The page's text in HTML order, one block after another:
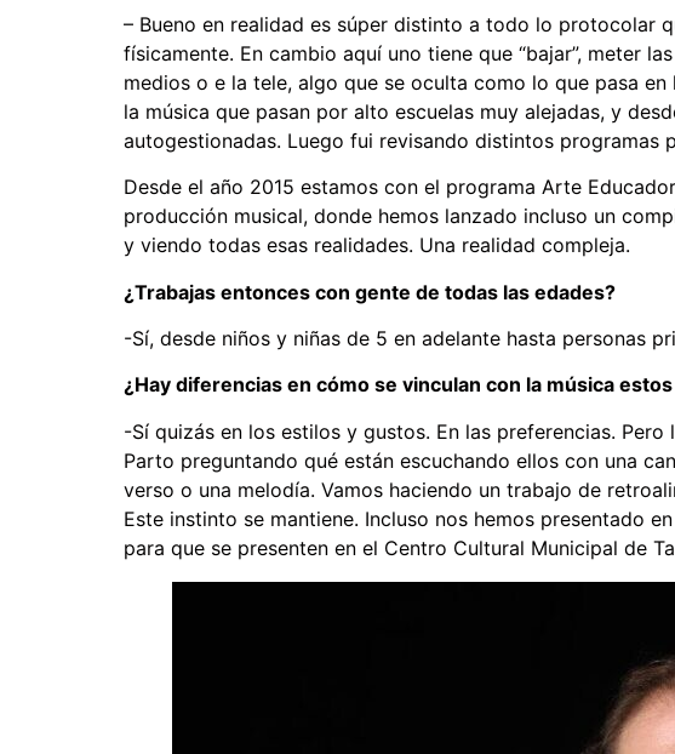
– Bueno en realidad es súper distinto a todo lo protocolar
físicamente. En cambio aquí uno tiene que “bajar”, meter
medios o e la tele, algo que se oculta como lo que pasa
la música que pasan por alto escuelas muy alejadas, y
autogestionadas. Luego fui revisando distintos programas
Desde el año 2015 estamos con el programa Arte
producción musical, donde hemos lanzado incluso un
y viendo todas esas realidades. Una realidad compleja.
¿Trabajas entonces con gente de todas las edades?
-Sí, desde niños y niñas de 5 en adelante hasta personas
¿Hay diferencias en cómo se vinculan con la música
-Sí quizás en los estilos y gustos. En las preferencias.
Parto preguntando qué están escuchando ellos con una
verso o una melodía. Vamos haciendo un trabajo de
Este instinto se mantiene. Incluso nos hemos presentado
para que se presenten en el Centro Cultural Municipal de